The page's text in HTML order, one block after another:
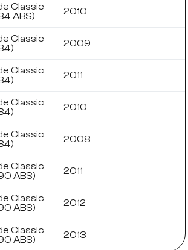
Classic
ABS)
2010
Classic
2009
Classic
2011
Classic
2010
Classic
2008
Classic
ABS)
2011
Classic
ABS)
2012
Classic
ABS)
2013